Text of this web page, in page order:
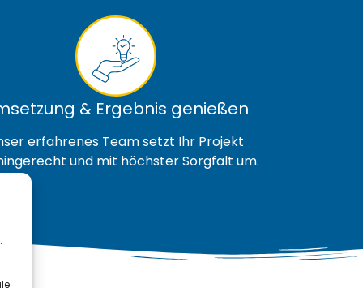
& Ergebnis genießen
erfahrenes Team setzt Ihr Projekt
und mit höchster Sorgfalt um.